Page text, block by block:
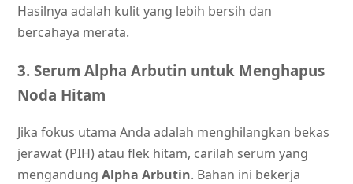
Hasilnya adalah kulit yang lebih bersih dan
bercahaya merata.
3. Serum Alpha Arbutin untuk Menghapus
Noda Hitam
Jika fokus utama Anda adalah menghilangkan bekas
jerawat (PIH) atau flek hitam, carilah serum yang
mengandung Alpha Arbutin. Bahan ini bekerja